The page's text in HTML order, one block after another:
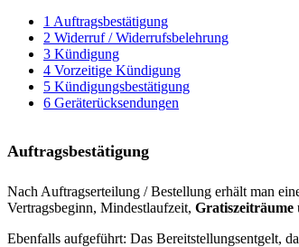
1 Auftragsbestätigung
2 Widerruf / Widerrufsbelehrung
3 Kündigung
4 Vorzeitige Kündigung
5 Kündigungsbestätigung
6 Geräterücksendungen
Auftragsbestätigung
Nach Auftragserteilung / Bestellung erhält man
Vertragsbeginn, Mindestlaufzeit, Gratiszeiträume
Ebenfalls aufgeführt: Das Bereitstellungsentgelt,